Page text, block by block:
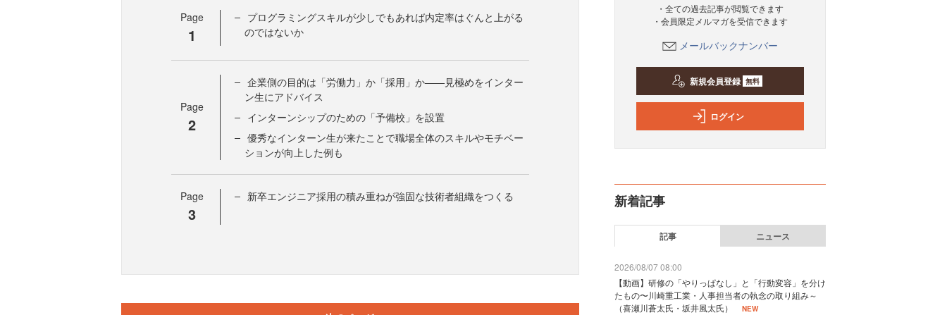
Page
1
プログラミングスキルが少しでもあれば内定率はぐんと上がる
のではないか
Page
2
企業側の目的は「労働力」か「採用」か――見極めをインター
ン生にアドバイス
インターンシップのための「予備校」を設置
優秀なインターン生が来たことで職場全体のスキルやモチベー
ションが向上した例も
Page
3
新卒エンジニア採用の積み重ねが強固な技術者組織をつくる
・全ての過去記事が閲覧できます
・会員限定メルマガを受信できます
メールバックナンバー
新規会員登録 無料
ログイン
新着記事
記事 ニュース
2026/08/07 08:00
【動画】研修の「やりっぱなし」と「行動変容」を分け
たもの〜川崎重工業・人事担当者の執念の取り組み～
（喜瀬川蒼太氏・坂井風太氏）
NEW